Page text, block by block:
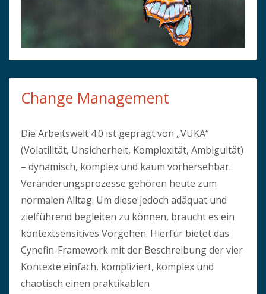
Change Management
Die Arbeitswelt 4.0 ist geprägt von „VUKA“
(Volatilität, Unsicherheit, Komplexität, Ambiguität)
– dynamisch, komplex und kaum vorhersehbar.
Veränderungsprozesse gehören heute zum
normalen Alltag. Um diese jedoch adäquat und
zielführend begleiten zu können, braucht es ein
kontextsensitives Vorgehen. Hierfür bietet das
Cynefin-Framework mit der Beschreibung der vier
Kontexte einfach, kompliziert, komplex und
chaotisch einen praktikablen